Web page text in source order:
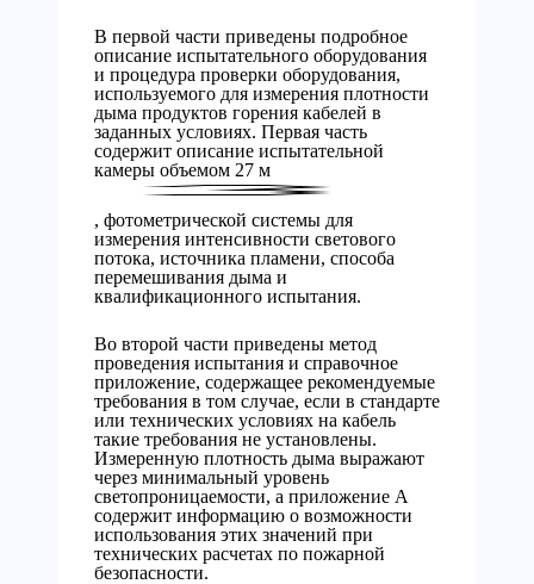
В первой части приведены подробное
описание испытательного оборудования
и процедура проверки оборудования,
используемого для измерения плотности
дыма продуктов горения кабелей в
заданных условиях. Первая часть
содержит описание испытательной
камеры объемом 27 м
, фотометрической системы для
измерения интенсивности светового
потока, источника пламени, способа
перемешивания дыма и
квалификационного испытания.
Во второй части приведены метод
проведения испытания и справочное
приложение, содержащее рекомендуемые
требования в том случае, если в стандарте
или технических условиях на кабель
такие требования не установлены.
Измеренную плотность дыма выражают
через минимальный уровень
светопроницаемости, а приложение А
содержит информацию о возможности
использования этих значений при
технических расчетах по пожарной
безопасности.